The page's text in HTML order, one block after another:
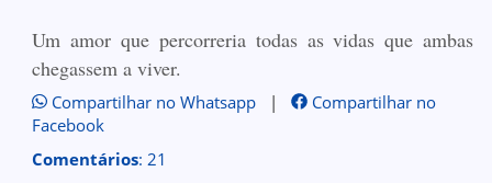
Um amor que percorreria todas as vidas que ambas
chegassem a viver.
Compartilhar no Whatsapp|
Compartilhar no
Facebook
Comentários: 21